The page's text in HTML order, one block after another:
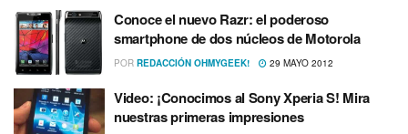
Conoce el nuevo Razr: el poderoso
smartphone de dos núcleos de Motorola
POR REDACCIÓN OHMYGEEK! 29 MAYO 2012
Video: ¡Conocimos al Sony Xperia S! Mira
nuestras primeras impresiones